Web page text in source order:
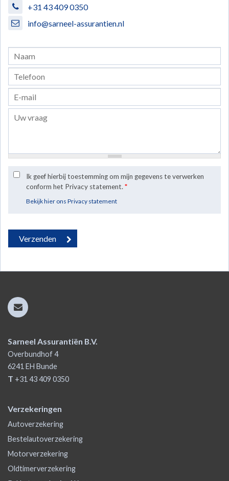
+31 43 409 0350
info@sarneel-assurantien.nl
Ik geef hierbij toestemming om mijn gegevens te verwerken
conform het Privacy statement. *
Bekijk hier ons Privacy statement
Sarneel Assurantiën B.V.
Overbundhof 4
6241 EH Bunde
T +31 43 409 0350
Verzekeringen
Autoverzekering
Bestelautoverzekering
Motorverzekering
Oldtimerverzekering